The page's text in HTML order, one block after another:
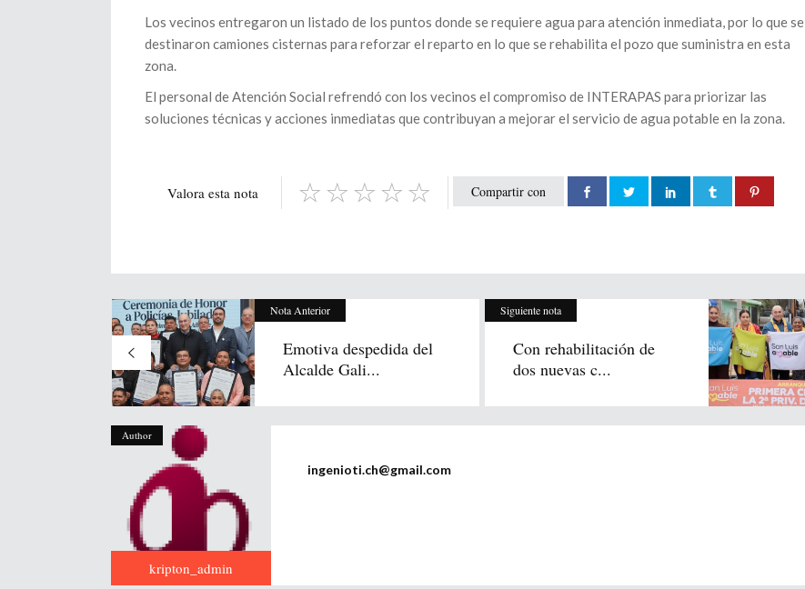
Los vecinos entregaron un listado de los puntos donde se requiere agua para atención inmediata, por lo que se
destinaron camiones cisternas para reforzar el reparto en lo que se rehabilita el pozo que suministra en esta
zona.
El personal de Atención Social refrendó con los vecinos el compromiso de INTERAPAS para priorizar las
soluciones técnicas y acciones inmediatas que contribuyan a mejorar el servicio de agua potable en la zona.
Compartir con
Valora esta nota
Nota Anterior
Emotiva despedida del
Alcalde Gali...
Siguiente nota
Con rehabilitación de
dos nuevas c...
Author
kripton_admin
ingenioti.ch@gmail.com